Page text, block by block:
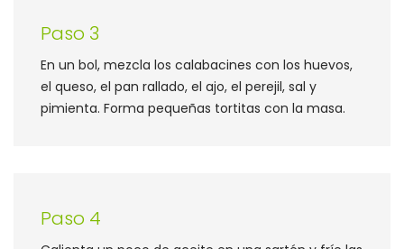
Paso 3
En un bol, mezcla los calabacines con los huevos,
el queso, el pan rallado, el ajo, el perejil, sal y
pimienta. Forma pequeñas tortitas con la masa.
Paso 4